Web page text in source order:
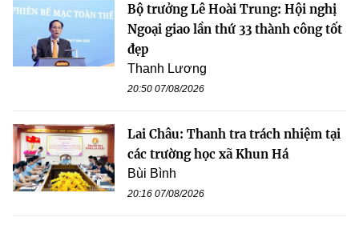
Bộ trưởng Lê Hoài Trung: Hội nghị
Ngoại giao lần thứ 33 thành công tốt
đẹp
Thanh Lương
20:50 07/08/2026
Lai Châu: Thanh tra trách nhiệm tại
các trường học xã Khun Há
Bùi Bình
20:16 07/08/2026